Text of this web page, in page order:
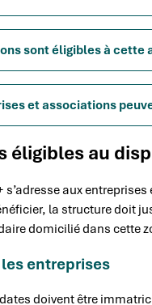
sont éligibles à cette
et associations
éligibles au
s’adresse aux
la structure doit
domicilié dans cette
entreprises
doivent être